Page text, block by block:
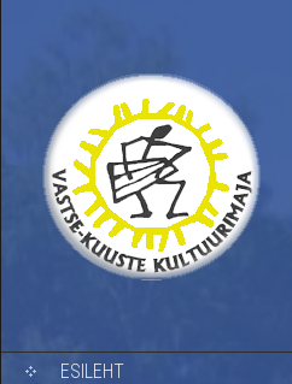
SKIP TO CONTENT
ESILEHT